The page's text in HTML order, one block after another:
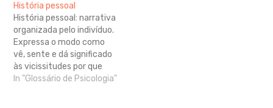
Utilizadores de contas
institucionais ou do
Microsoft 365 podem ter
disponíveis algumas
funcionalidades
diferentes daqueles que
têm contas gratuitas. O
História pessoal
História pessoal: narrativa
organizada pelo indivíduo.
Expressa o modo como
vê, sente e dá significado
às vicissitudes por que
passou.
In "Glossário de Psicologia"